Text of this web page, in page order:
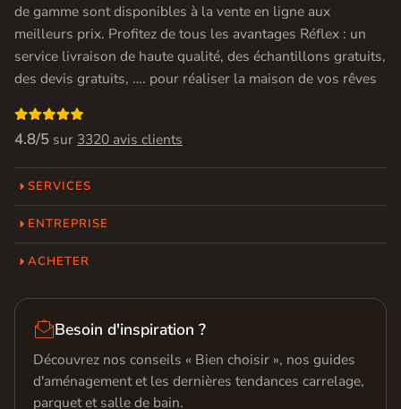
de gamme sont disponibles à la vente en ligne aux
meilleurs prix. Profitez de tous les avantages Réflex : un
service livraison de haute qualité, des échantillons gratuits,
des devis gratuits, …. pour réaliser la maison de vos rêves

4.8/5 sur 3320 avis clients
SERVICES
ENTREPRISE
ACHETER
Besoin d'inspiration ?
Découvrez nos conseils « Bien choisir », nos guides
d'aménagement et les dernières tendances carrelage,
parquet et salle de bain.